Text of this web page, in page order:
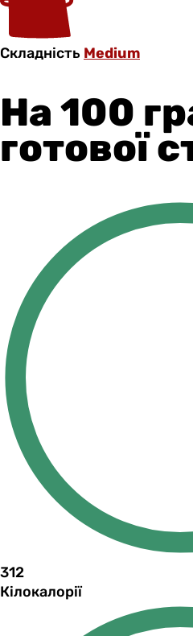
Складність Medium
На 100
готової
312
Кілокалорії